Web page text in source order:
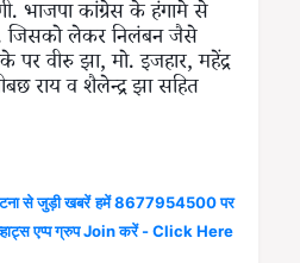
भाजपा कांग्रेस के हंगामे से
जिसको लेकर निलंबन जैसे
पर वीरु झा, मो. इजहार, महेंद्र
राय व शैलेन्द्र झा सहित
से जुड़ी खबरें हमें 8677954500 पर
एप्प ग्रुप Join करें - Click Here